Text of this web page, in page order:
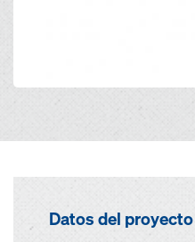
Datos del proyecto